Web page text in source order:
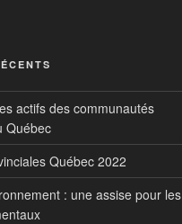
actifs des communautés
Québec
Québec 2022
: une assise pour les